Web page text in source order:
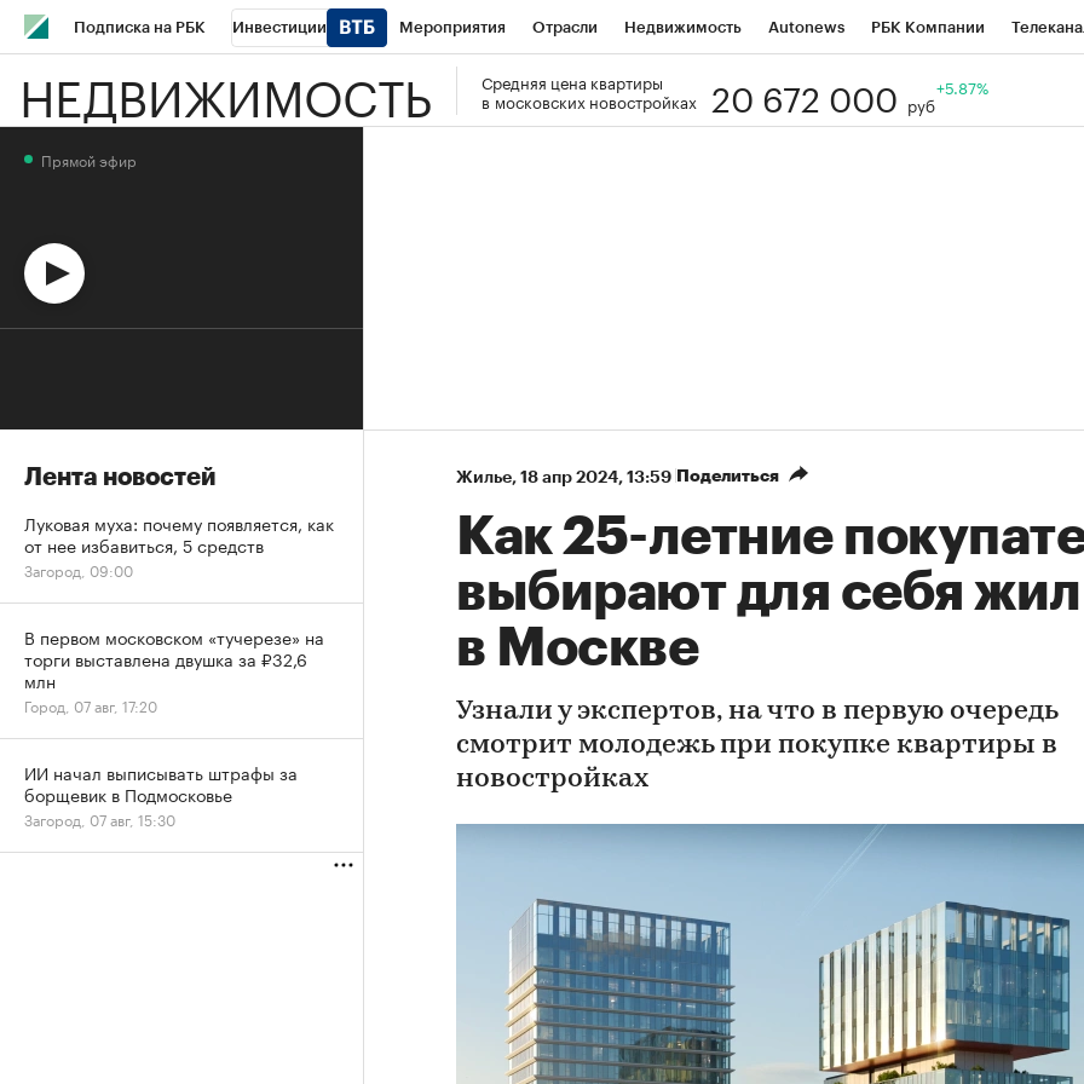
Подписка на РБК Инвестиции Мероприятия Отрасли Недвижимость Autonews РБК Компании
Школа управления РБК РБК Образование РБК Курсы РБК Life Тренды Национальные проекты
НЕДВИЖИМОСТЬ
Средняя цена квартиры
в московских новостройках
20 672 000 руб
+5.87%
Жилье⁠, 18 апр 2024, 13:59 Поделиться
Как 25-летние
выбирают для себя
в Москве
Узнали у экспертов, на что в первую очередь
смотрит молодежь при покупке квартиры в
новостройках
Прямой эфир
Лента новостей
Луковая муха: почему появляется, как
от нее избавиться, 5 средств
Загород, 09:00
В первом московском «тучерезе» на
торги выставлена двушка за ₽32,6
млн
Город, 07 авг, 17:20
ИИ начал выписывать штрафы за
борщевик в Подмосковье
Загород, 07 авг, 15:30